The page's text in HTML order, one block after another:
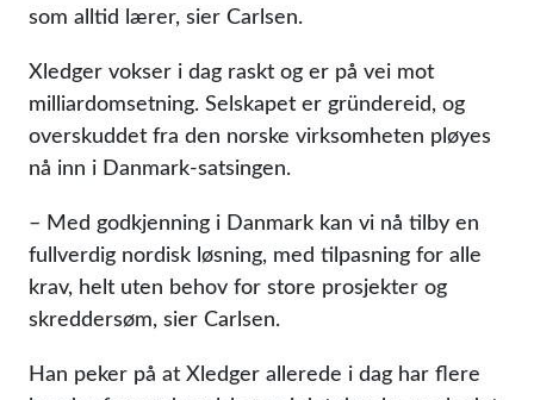
som alltid lærer, sier Carlsen.
Xledger vokser i dag raskt og er på vei mot
milliardomsetning. Selskapet er gründereid, og
overskuddet fra den norske virksomheten pløyes
nå inn i Danmark-satsingen.
– Med godkjenning i Danmark kan vi nå tilby en
fullverdig nordisk løsning, med tilpasning for alle
krav, helt uten behov for store prosjekter og
skreddersøm, sier Carlsen.
Han peker på at Xledger allerede i dag har flere